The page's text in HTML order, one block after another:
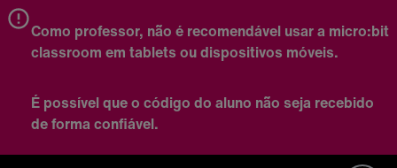
Como professor, não é recomendável usar a micro:bit
classroom em tablets ou dispositivos móveis.
É possível que o código do aluno não seja recebido
de forma confiável.